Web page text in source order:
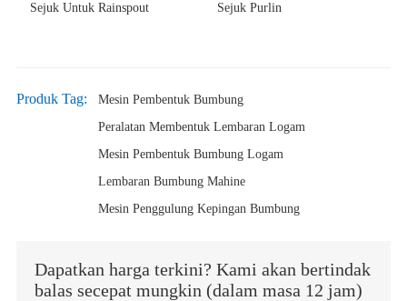
Sejuk Untuk Rainspout
Sejuk Purlin
Produk Tag:
Mesin Pembentuk Bumbung
Peralatan Membentuk Lembaran Logam
Mesin Pembentuk Bumbung Logam
Lembaran Bumbung Mahine
Mesin Penggulung Kepingan Bumbung
Dapatkan harga terkini? Kami akan bertindak
balas secepat mungkin (dalam masa 12 jam)